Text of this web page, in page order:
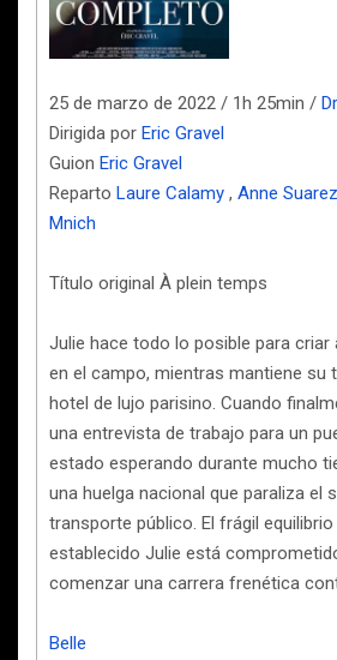
25 de marzo de 2022 / 1h 25min /
Dirigida por Eric Gravel
Guion Eric Gravel
Reparto Laure Calamy , Anne Suarez
Mnich
Título original À plein temps
Julie hace todo lo posible para criar
en el campo, mientras mantiene su
hotel de lujo parisino. Cuando
una entrevista de trabajo para un
estado esperando durante mucho
una huelga nacional que paraliza el
transporte público. El frágil equilibrio
establecido Julie está
comenzar una carrera frenética
Belle